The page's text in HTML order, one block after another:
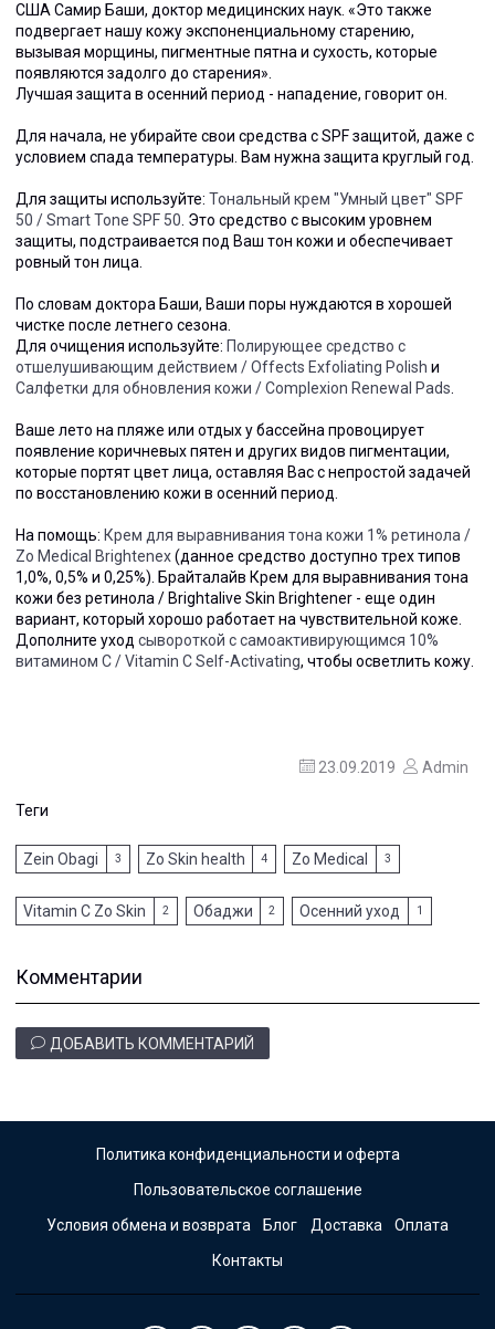
США Самир Баши, доктор медицинских наук. «Это также
подвергает нашу кожу экспоненциальному старению,
вызывая морщины, пигментные пятна и сухость, которые
появляются задолго до старения».
Лучшая защита в осенний период - нападение, говорит он.
Для начала, не убирайте свои средства с SPF защитой, даже с
условием спада температуры. Вам нужна защита круглый год.
Для защиты используйте: Тональный крем "Умный цвет" SPF
50 /Smart Tone SPF 50 . Это средство с высоким уровнем
защиты, подстраивается под Ваш тон кожи и обеспечивает
ровный тон лица
По словам доктора Баши, Ваши поры нуждаются в хорошей
чистке после летнего сезона
Для очищения используйте: Полирующее средство с
отшелушивающим действием / Offects Exfoliating Polish и
Салфетки для обновления кожи / Complexion Renewal Pads
Ваше лето на пляже или отдых у бассейна провоцирует
появление коричневых пятен и других видов пигментации,
которые портят цвет лица, оставляя Вас с непростой задачей
по восстановлению кожи в осенний период
На помощь: Крем для выравнивания тона кожи 1% ретинола /
Zo Medical Brightenex(данное средство доступно трех типов
1,0%, 0,5% и 0,25%). Брайталайв Крем для выравнивания тона
кожи без ретинола / Brightalive Skin Brightener - еще один
вариант, который хорошо работает на чувствительной коже.
Дополните уход сывороткой с самоактивирующимся 10%
витамином С / Vitamin C Self-Activating, чтобы осветлить кожу
23.09.2019 Admin
Теги
Zein Obagi 3 Zo Skin health 4 Zo Medical 3
Vitamin C Zo Skin 2 Обаджи 2 Осенний уход 1
Комментарии
ДОБАВИТЬ КОММЕНТАРИЙ
Политика конфиденциальности и оферта
Пользовательское соглашение
Условия обмена и возврата Блог Доставка Оплата
Контакты